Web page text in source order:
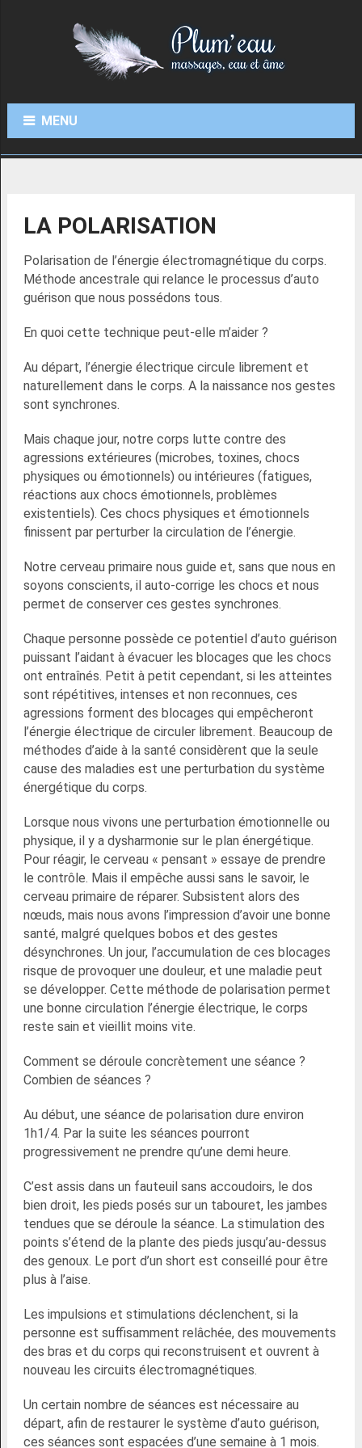
MENU
LA POLARISATION
Polarisation de l’énergie électromagnétique du corps.
Méthode ancestrale qui relance le processus d’auto
guérison que nous possédons tous.
En quoi cette technique peut-elle m’aider ?
Au départ, l’énergie électrique circule librement et
naturellement dans le corps. A la naissance nos gestes
sont synchrones.
Mais chaque jour, notre corps lutte contre des
agressions extérieures (microbes, toxines, chocs
physiques ou émotionnels) ou intérieures (fatigues,
réactions aux chocs émotionnels, problèmes
existentiels). Ces chocs physiques et émotionnels
finissent par perturber la circulation de l’énergie.
Notre cerveau primaire nous guide et, sans que nous en
soyons conscients, il auto-corrige les chocs et nous
permet de conserver ces gestes synchrones.
Chaque personne possède ce potentiel d’auto guérison
puissant l’aidant à évacuer les blocages que les chocs
ont entraînés. Petit à petit cependant, si les atteintes
sont répétitives, intenses et non reconnues, ces
agressions forment des blocages qui empêcheront
l’énergie électrique de circuler librement. Beaucoup de
méthodes d’aide à la santé considèrent que la seule
cause des maladies est une perturbation du système
énergétique du corps.
Lorsque nous vivons une perturbation émotionnelle ou
physique, il y a dysharmonie sur le plan énergétique.
Pour réagir, le cerveau « pensant » essaye de prendre
le contrôle. Mais il empêche aussi sans le savoir, le
cerveau primaire de réparer. Subsistent alors des
nœuds, mais nous avons l’impression d’avoir une bonne
santé, malgré quelques bobos et des gestes
désynchrones. Un jour, l’accumulation de ces blocages
risque de provoquer une douleur, et une maladie peut
se développer. Cette méthode de polarisation permet
une bonne circulation l’énergie électrique, le corps
reste sain et vieillit moins vite.
Comment se déroule concrètement une séance ?
Combien de séances ?
Au début, une séance de polarisation dure environ
1h1/4. Par la suite les séances pourront
progressivement ne prendre qu’une demi heure.
C’est assis dans un fauteuil sans accoudoirs, le dos
bien droit, les pieds posés sur un tabouret, les jambes
tendues que se déroule la séance. La stimulation des
points s’étend de la plante des pieds jusqu’au-dessus
des genoux. Le port d’un short est conseillé pour être
plus à l’aise.
Les impulsions et stimulations déclenchent, si la
personne est suffisamment relâchée, des mouvements
des bras et du corps qui reconstruisent et ouvrent à
nouveau les circuits électromagnétiques.
Un certain nombre de séances est nécessaire au
départ, afin de restaurer le système d’auto guérison,
ces séances sont espacées d’une semaine à 1 mois.